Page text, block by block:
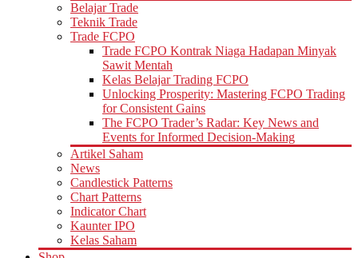
Belajar Trade
Teknik Trade
Trade FCPO
Trade FCPO Kontrak Niaga Hadapan Minyak
Sawit Mentah
Kelas Belajar Trading FCPO
Unlocking Prosperity: Mastering FCPO Trading
for Consistent Gains
The FCPO Trader’s Radar: Key News and
Events for Informed Decision-Making
Artikel Saham
News
Candlestick Patterns
Chart Patterns
Indicator Chart
Kaunter IPO
Kelas Saham